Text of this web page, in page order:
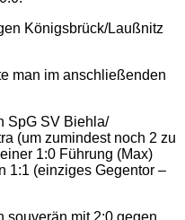
Königsbrück/Laußnitz
man im anschließenden
SpG SV Biehla/​
(um zumindest noch 2 zu
1:0 Führung (Max)
1:1 (einziges Gegentor –
souverän mit 2:0 gegen